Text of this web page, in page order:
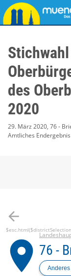
des
2020
29. März 2020, 76 -
Amtliches Endergebnis
arrow_back
place76 -